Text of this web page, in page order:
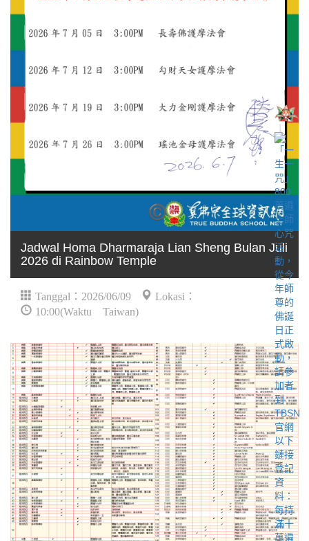
Jadwal Homa Dharmaraja Lian Sheng Bulan Juli
2026 di Rainbow Temple
Tanggal：2026/06/09
Lokasi：
10:00(Waktu Taiwan)